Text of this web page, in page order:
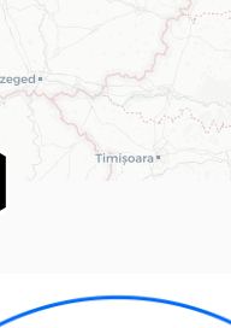
száma: AA5849163